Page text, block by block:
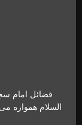
فضائل امام
السلام همواره